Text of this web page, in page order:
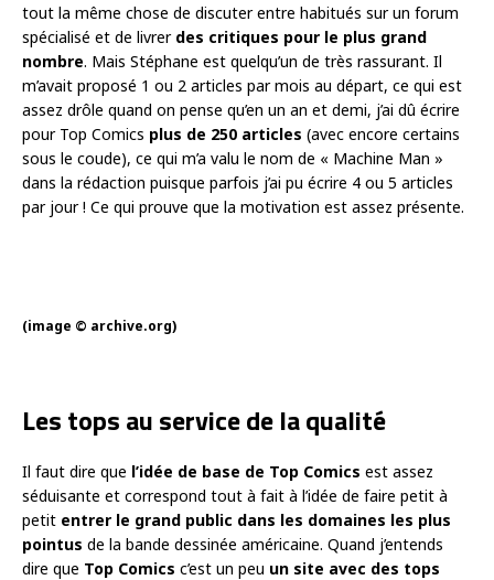
tout la même chose de discuter entre habitués sur un forum
spécialisé et de livrer des critiques pour le plus grand
nombre. Mais Stéphane est quelqu’un de très rassurant. Il
m’avait proposé 1 ou 2 articles par mois au départ, ce qui est
assez drôle quand on pense qu’en un an et demi, j’ai dû écrire
pour Top Comics plus de 250 articles (avec encore certains
sous le coude), ce qui m’a valu le nom de « Machine Man »
dans la rédaction puisque parfois j’ai pu écrire 4 ou 5 articles
par jour ! Ce qui prouve que la motivation est assez présente.
(image © archive.org)
Les tops au service de la qualité
Il faut dire que l’idée de base de Top Comics est assez
séduisante et correspond tout à fait à l’idée de faire petit à
petit entrer le grand public dans les domaines les plus
pointus de la bande dessinée américaine. Quand j’entends
dire que Top Comics c’est un peu un site avec des tops